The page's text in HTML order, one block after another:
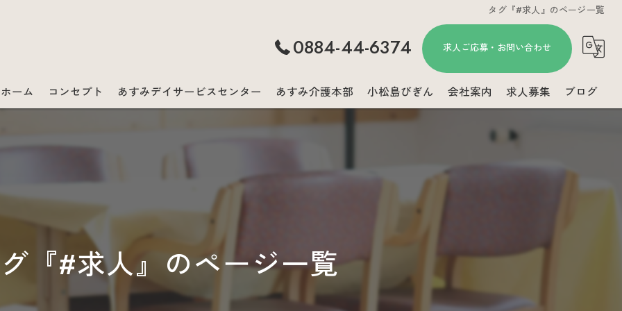
タグ『#求人』のページ一覧
0884-44-6374 求人ご応募・お問い合わせ
ホーム コンセプト あすみデイサービスセンター あすみ介護本部 小松島びぎん 会社案内 求人募集 ブログ
『#求人』のページ一覧